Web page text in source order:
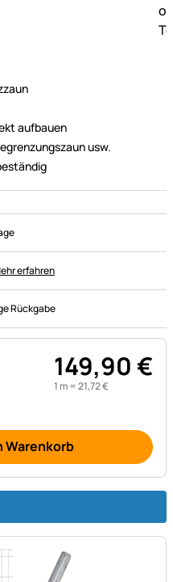
aufbauen
usw.
erfahren
Rückgabe
149,90€
1 m =21,72€
Warenkorb